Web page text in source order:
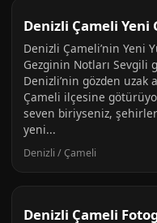
Denizli Çameli Yeni
Denizli Çameli’nin Yeni
Gezginin Notları Sevgili
Denizli’nin gözden uzak
Çameli ilçesine
seven biriyseniz,
yeni...
Denizli / Çameli
Denizli Çameli